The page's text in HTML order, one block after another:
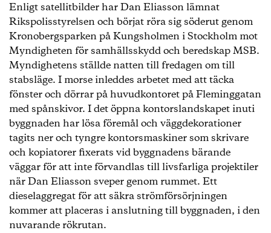
Enligt satellitbilder har Dan Eliasson lämnat
Rikspolisstyrelsen och börjat röra sig söderut genom
Kronobergsparken på Kungsholmen i Stockholm mot
Myndigheten för samhällsskydd och beredskap MSB.
Myndighetens ställde natten till fredagen om till
stabsläge. I morse inleddes arbetet med att täcka
fönster och dörrar på huvudkontoret på Fleminggatan
med spånskivor. I det öppna kontorslandskapet inuti
byggnaden har lösa föremål och väggdekorationer
tagits ner och tyngre kontorsmaskiner som skrivare
och kopiatorer fixerats vid byggnadens bärande
väggar för att inte förvandlas till livsfarliga projektiler
när Dan Eliasson sveper genom rummet. Ett
dieselaggregat för att säkra strömförsörjningen
kommer att placeras i anslutning till byggnaden, i den
nuvarande rökrutan.